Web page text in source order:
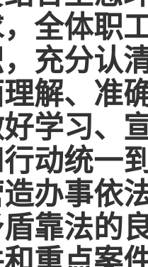
全体职
充分认
解、准
学习、
动统一
办事依
靠法的